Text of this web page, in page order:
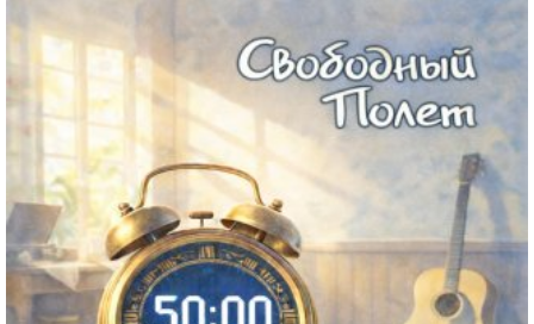
изображения